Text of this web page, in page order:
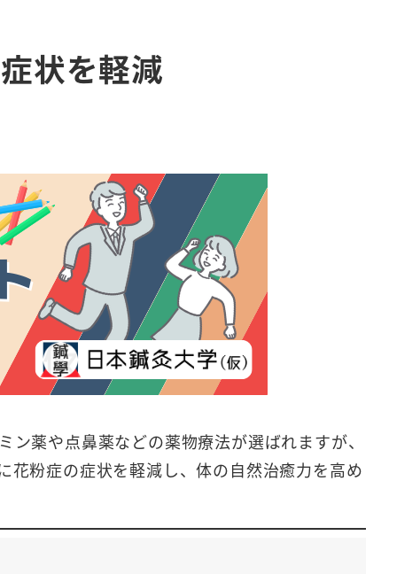
状を軽減
薬や点鼻薬などの薬物療法が選ばれますが、
花粉症の症状を軽減し、体の自然治癒力を高め